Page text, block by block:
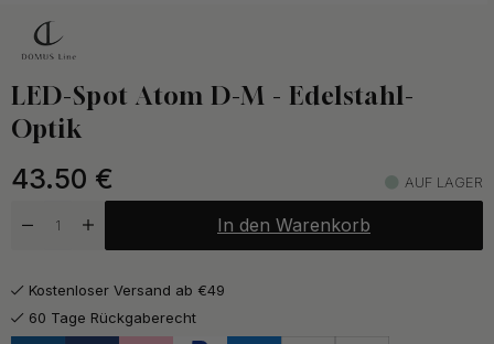
LED-Spot Atom D-M - Edelstahl-
Optik
43.50 € AUF LAGER
In den Warenkorb
Kostenloser Versand ab €49
60 Tage Rückgaberecht